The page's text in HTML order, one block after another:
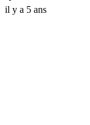
il y a 5 ans